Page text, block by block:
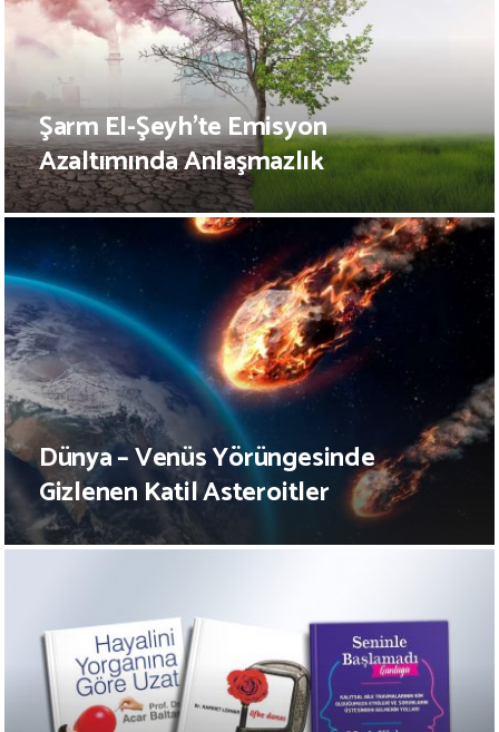
Şarm El-Şeyh’te Emisyon
Azaltımında Anlaşmazlık
Dünya – Venüs Yörüngesinde
Gizlenen Katil Asteroitler